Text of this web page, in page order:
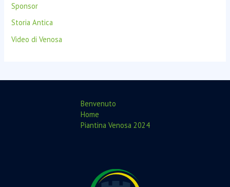
Sponsor
Storia Antica
Video di Venosa
Benvenuto
Home
Piantina Venosa 2024